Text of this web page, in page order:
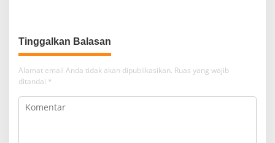
Tinggalkan Balasan
Alamat email Anda tidak akan dipublikasikan. Ruas yang wajib
ditandai *